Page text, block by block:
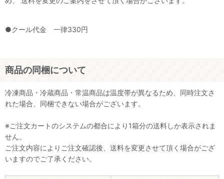
●クール代金 一律330円
商品の同梱について
冷凍商品・冷蔵商品・常温商品は温度帯が異なるため、同時注文さ
れた場合、同梱できない場合がございます。
※ご注文カートのシステムの都合により1箱分の送料しか表示されま
せん。
ご注文内容によりご注文確認後、送料を変更させて頂く場合がござ
いますのでご了承ください。